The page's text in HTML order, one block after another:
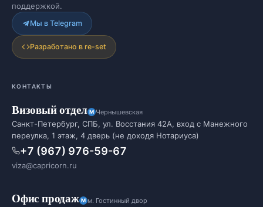
поддержкой.
Мы в Telegram
Разработано в re-set
КОНТАКТЫ
Визовый отдел Чернышевская
Санкт-Петербург, СПБ, ул. Восстания 42А, вход с Манежного
переулка, 1 этаж, 4 дверь (не доходя Нотариуса)
+7 (967) 976-59-67
viza@capricorn.ru
Офис продаж м. Гостинный двор